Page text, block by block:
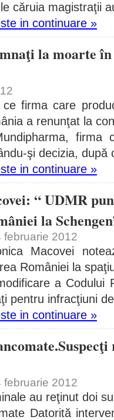
căruia magistraţii
in continuare »
la moarte
firma care
a renunţat la
firma
şi decizia, după
in continuare »
“ UDMR
la
februarie 2012
Macovei
României la
a Codului
pentru infracţiuni
in continuare »
februarie 2012
au reţinut doi
Datorită